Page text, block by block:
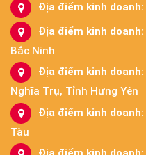
Địa điểm kinh doanh:
Địa điểm kinh doanh:
Bắc Ninh
Địa điểm kinh doanh:
Nghĩa Trụ, Tỉnh Hưng Yên
Địa điểm kinh doanh:
Tàu